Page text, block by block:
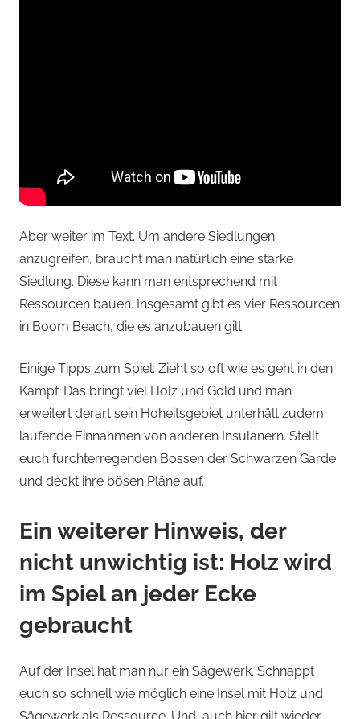
Aber weiter im Text. Um andere Siedlungen
anzugreifen, braucht man natürlich eine starke
Siedlung. Diese kann man entsprechend mit
Ressourcen bauen. Insgesamt gibt es vier Ressourcen
in Boom Beach, die es anzubauen gilt.
Einige Tipps zum Spiel: Zieht so oft wie es geht in den
Kampf. Das bringt viel Holz und Gold und man
erweitert derart sein Hoheitsgebiet unterhält zudem
laufende Einnahmen von anderen Insulanern. Stellt
euch furchterregenden Bossen der Schwarzen Garde
und deckt ihre bösen Pläne auf.
Ein weiterer Hinweis, der
nicht unwichtig ist: Holz wird
im Spiel an jeder Ecke
gebraucht
Auf der Insel hat man nur ein Sägewerk. Schnappt
euch so schnell wie möglich eine Insel mit Holz und